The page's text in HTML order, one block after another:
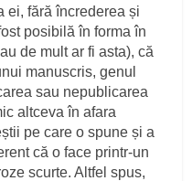
ei, fără încrederea și
posibilă în forma în
de mult ar fi asta), că
manuscris, genul
sau nepublicarea
altceva în afara
pe care o spune și a
că o face printr-un
scurte. Altfel spus,